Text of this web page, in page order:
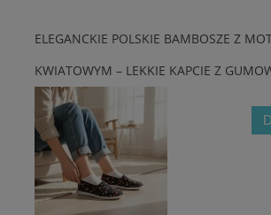
ELEGANCKIE POLSKIE BAMBOSZE Z
KWIATOWYM – LEKKIE KAPCIE Z